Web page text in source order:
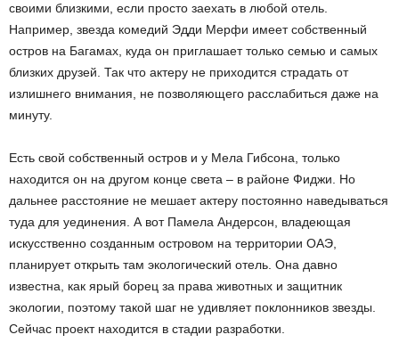
своими близкими, если просто заехать в любой отель.
Например, звезда комедий Эдди Мерфи имеет собственный
остров на Багамах, куда он приглашает только семью и самых
близких друзей. Так что актеру не приходится страдать от
излишнего внимания, не позволяющего расслабиться даже на
минуту.
Есть свой собственный остров и у Мела Гибсона, только
находится он на другом конце света – в районе Фиджи. Но
дальнее расстояние не мешает актеру постоянно наведываться
туда для уединения. А вот Памела Андерсон, владеющая
искусственно созданным островом на территории ОАЭ,
планирует открыть там экологический отель. Она давно
известна, как ярый борец за права животных и защитник
экологии, поэтому такой шаг не удивляет поклонников звезды.
Сейчас проект находится в стадии разработки.